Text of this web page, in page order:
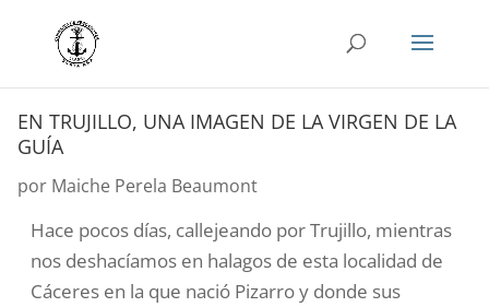
EN TRUJILLO, UNA IMAGEN DE LA VIRGEN DE LA
GUÍA
por Maiche Perela Beaumont
Hace pocos días, callejeando por Trujillo, mientras
nos deshacíamos en halagos de esta localidad de
Cáceres en la que nació Pizarro y donde sus